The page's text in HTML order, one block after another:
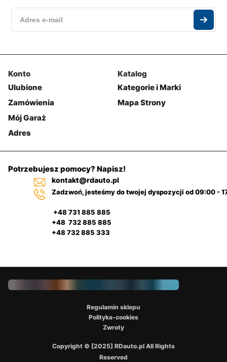
Konto
Ulubione
Zamówienia
Mój Garaż
Adres
Katalog
Kategorie i Marki
Mapa Strony
Potrzebujesz pomocy? Napisz!
kontakt@rdauto.pl
Zadzwoń, jesteśmy do twojej dyspozycji od 09:00 -
+48 731 885 885
+48 732 885 885
+48 732 885 333
Copyright © [2025] RDauto.pl All Rights
Reserved
Regulamin sklepu
Polityka-cookies
Zwroty